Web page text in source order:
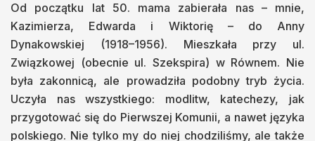
Od początku lat 50. mama zabierała nas – mnie,
Kazimierza, Edwarda i Wiktorię – do Anny
Dynakowskiej (1918–1956). Mieszkała przy ul.
Związkowej (obecnie ul. Szekspira) w Równem. Nie
była zakonnicą, ale prowadziła podobny tryb życia.
Uczyła nas wszystkiego: modlitw, katechezy, jak
przygotować się do Pierwszej Komunii, a nawet języka
polskiego. Nie tylko my do niej chodziliśmy, ale także